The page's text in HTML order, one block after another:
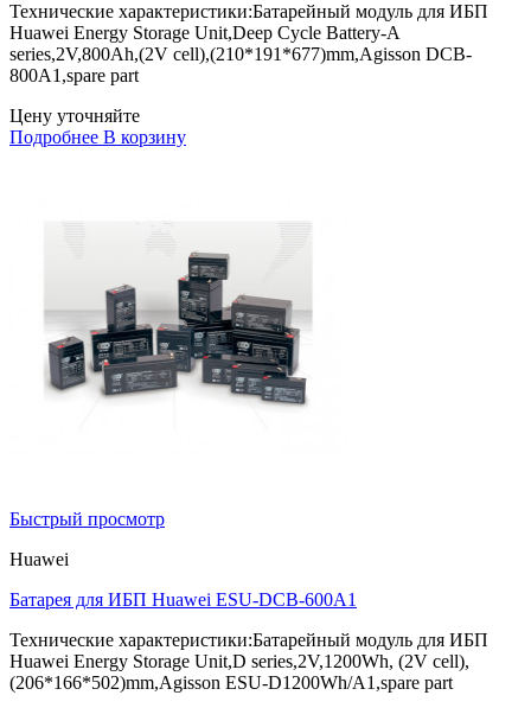
Технические характеристики:Батарейный модуль для ИБП
Huawei Energy Storage Unit,Deep Cycle Battery-A
series,2V,800Ah,(2V cell),(210*191*677)mm,Agisson DCB-
800A1,spare part
Цену уточняйте
Подробнее В корзину
Быстрый просмотр
Huawei
Батарея для ИБП Huawei ESU-DCB-600A1
Технические характеристики:Батарейный модуль для ИБП
Huawei Energy Storage Unit,D series,2V,1200Wh, (2V cell),
(206*166*502)mm,Agisson ESU-D1200Wh/A1,spare part